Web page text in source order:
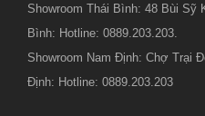
Showroom Thái Bình: 48 Bùi Sỹ
Bình: Hotline: 0889.203.203.
Showroom Nam Định: Chợ Trại
Định: Hotline: 0889.203.203